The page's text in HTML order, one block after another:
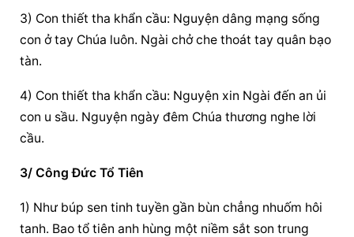
3) Con thiết tha khẩn cầu: Nguyện dâng mạng sống
con ở tay Chúa luôn. Ngài chở che thoát tay quân bạo
tàn.
4) Con thiết tha khẩn cầu: Nguyện xin Ngài đến an ủi
con u sầu. Nguyện ngày đêm Chúa thương nghe lời
cầu.
3/ Công Đức Tổ Tiên
1) Như búp sen tinh tuyền gần bùn chẳng nhuốm hôi
tanh. Bao tổ tiên anh hùng một niềm sắt son trung